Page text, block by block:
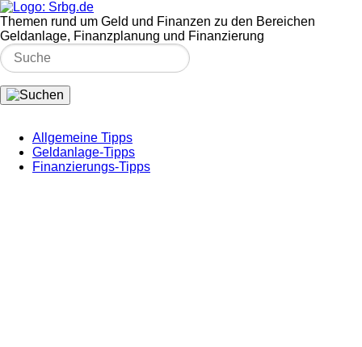
Themen rund um Geld und Finanzen zu den Bereichen
Geldanlage, Finanzplanung und Finanzierung
Allgemeine Tipps
Geldanlage-Tipps
Finanzierungs-Tipps